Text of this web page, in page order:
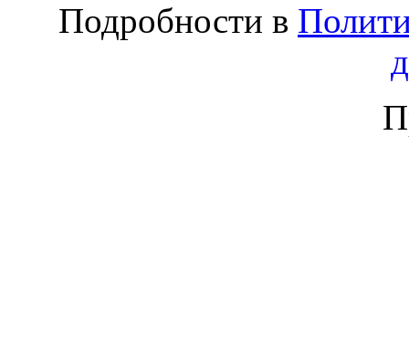
Подробности в